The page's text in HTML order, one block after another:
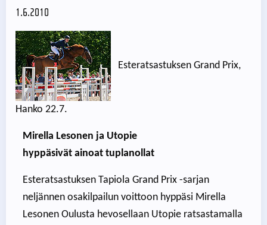
1.6.2010
Esteratsastuksen Grand Prix,
Hanko 22.7.
Mirella Lesonen ja Utopie
hyppäsivät ainoat tuplanollat
Esteratsastuksen Tapiola Grand Prix -sarjan
neljännen osakilpailun voittoon hyppäsi Mirella
Lesonen Oulusta hevosellaan Utopie ratsastamalla